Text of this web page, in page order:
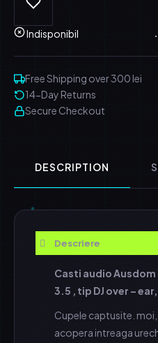
Indisponibil
Free Shipping over 300 lei
14-Day Returns
Secure Checkout
DESCRIPTION
Descriere
Casti audio
3.5 , tip DJ over –
Cupele captusite.
acopera intreaga